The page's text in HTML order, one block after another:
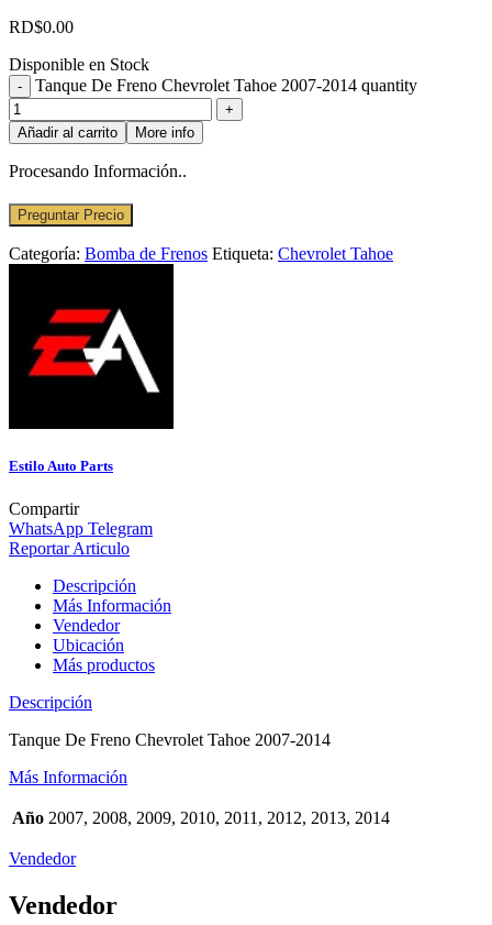
RD$0.00
Disponible en Stock
Tanque De Freno Chevrolet Tahoe 2007-2014 quantity
Añadir al carrito More info
Procesando Información..
Preguntar Precio
Categoría: Bomba de Frenos Etiqueta: Chevrolet Tahoe
Estilo Auto Parts
Compartir
WhatsApp Telegram
Reportar Articulo
Descripción
Más Información
Vendedor
Ubicación
Más productos
Descripción
Tanque De Freno Chevrolet Tahoe 2007-2014
Más Información
Año 2007, 2008, 2009, 2010, 2011, 2012, 2013, 2014
Vendedor
Vendedor